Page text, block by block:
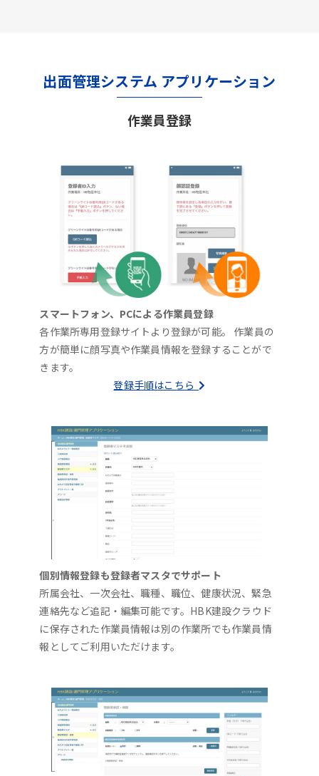
出面管理システム アプリケーション
作業員登録
スマートフォン、PCによる作業員登録
各作業所専用登録サイトより登録が可能。 作業員の
方が簡単に顔写真や作業員情報を登録することがで
きます。
登録手順はこちら
個別情報登録も登録者マスタでサポート
所属会社、一次会社、職種、職位、健康状況、緊急
連絡先など追記・編集可能です。HBK建設クラウド
に保存された作業員情報は別の作業所でも作業員情
報としてご利用いただけます。